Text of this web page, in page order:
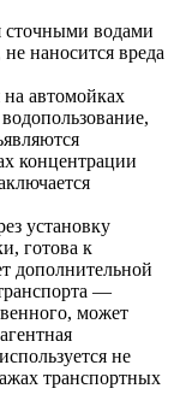
сточными водами
наносится вреда
автомойках
концентрации
установку
готова к
дополнительной
—
может
не
транспортных